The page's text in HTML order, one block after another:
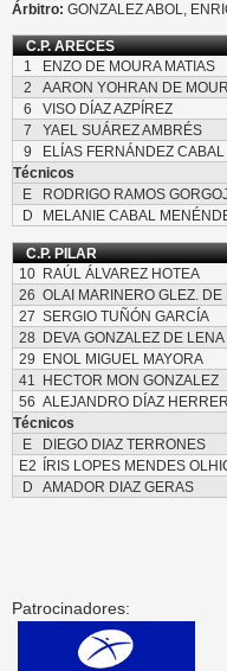
Árbitro: GONZALEZ ABOL,
C.P. ARECES
1
ENZO DE MOURA MATIAS
2
AARON YOHRAN DE
6
VISO DÍAZ AZPÍREZ
7
YAEL SUÁREZ AMBRÉS
9
ELÍAS FERNÁNDEZ CABAL
Técnicos
E
RODRIGO RAMOS
D
MELANIE CABAL
C.P. PILAR
10
RAÚL ÁLVAREZ HOTEA
26 OLAI MARINERO GLEZ. DE
27 SERGIO TUÑÓN GARCÍA
28
DEVA GONZALEZ DE LENA
29
ENOL MIGUEL MAYORA
41
HECTOR MON GONZALEZ
56 ALEJANDRO DÍAZ
Técnicos
E
DIEGO DIAZ TERRONES
E2
ÍRIS LOPES MENDES
D
AMADOR DIAZ GERAS
Patrocinadores: